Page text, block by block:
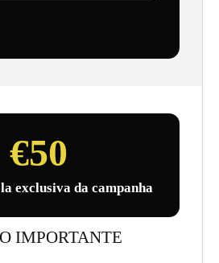
€50
exclusiva da campanha
IMPORTANTE